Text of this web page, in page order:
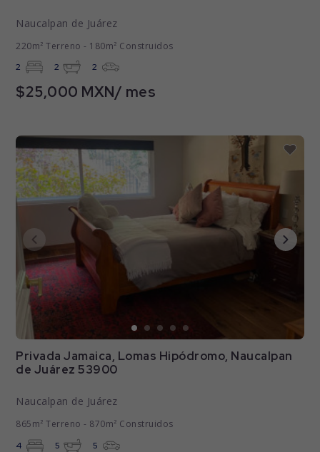
Naucalpan de Juárez
220m² Terreno - 180m² Construidos
2 2 2
$25,000 MXN/ mes
Privada Jamaica, Lomas Hipódromo, Naucalpan
de Juárez 53900
Naucalpan de Juárez
865m² Terreno - 870m² Construidos
4 5 5